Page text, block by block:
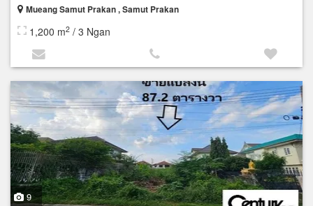
Mueang Samut Prakan , Samut Prakan
1,200 m2 / 3 Ngan
9